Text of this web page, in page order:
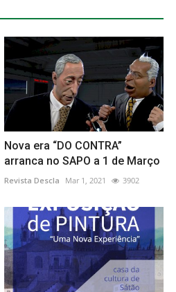
Nova era “DO CONTRA”
arranca no SAPO a 1 de Março
Revista Descla Mar 1, 2021 3902
Ago 6, 2018 6529